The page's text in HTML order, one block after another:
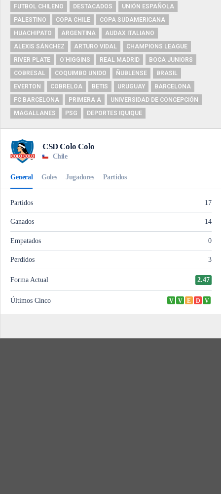
FUTBOL CHILENO
DESTACADOS
UNIÓN ESPAÑOLA
PALESTINO
COPA CHILE
COPA SUDAMERICANA
HUACHIPATO
ARGENTINA
AUDAX ITALIANO
ALEXIS SÁNCHEZ
ARTURO VIDAL
CHAMPIONS LEAGUE
RIVER PLATE
O'HIGGINS REAL MADRID
BOCA JUNIORS
COBRESAL
COQUIMBO UNIDO ÑUBLENSE
BRASIL
EVERTON
COBRELOA BETIS URUGUAY
BARCELONA
FC BARCELONA
PRIMERA A
UNIVERSIDAD DE CONCEPCIÓN
MAGALLANES
PSG DEPORTES IQUIQUE